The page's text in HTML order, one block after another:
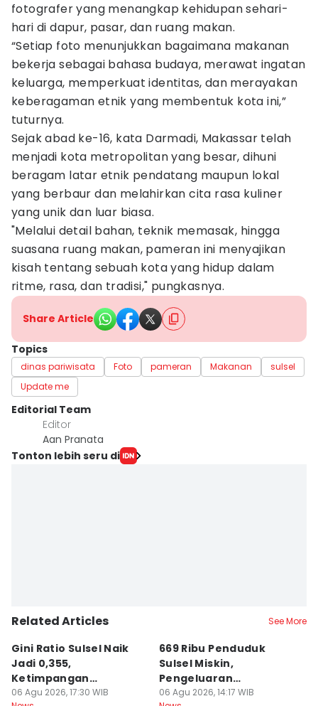
fotografer yang menangkap kehidupan sehari-
hari di dapur, pasar, dan ruang makan.
“Setiap foto menunjukkan bagaimana makanan
bekerja sebagai bahasa budaya, merawat ingatan
keluarga, memperkuat identitas, dan merayakan
keberagaman etnik yang membentuk kota ini,”
tuturnya.
Sejak abad ke-16, kata Darmadi, Makassar telah
menjadi kota metropolitan yang besar, dihuni
beragam latar etnik pendatang maupun lokal
yang berbaur dan melahirkan cita rasa kuliner
yang unik dan luar biasa.
"Melalui detail bahan, teknik memasak, hingga
suasana ruang makan, pameran ini menyajikan
kisah tentang sebuah kota yang hidup dalam
ritme, rasa, dan tradisi," pungkasnya.
Share Article
Topics
dinas pariwisata Foto pameran Makanan
sulsel
Update me
Editorial Team
Editor
Aan Pranata
Tonton lebih seru di
Related Articles See More
Gini Ratio Sulsel Naik
Jadi 0,355,
Ketimpangan
Perdesaan Meningkat
06 Agu 2026, 17:30 WIB
669 Ribu Penduduk
Sulsel Miskin,
Pengeluaran
Terbesarnya Rokok
06 Agu 2026, 14:17 WIB